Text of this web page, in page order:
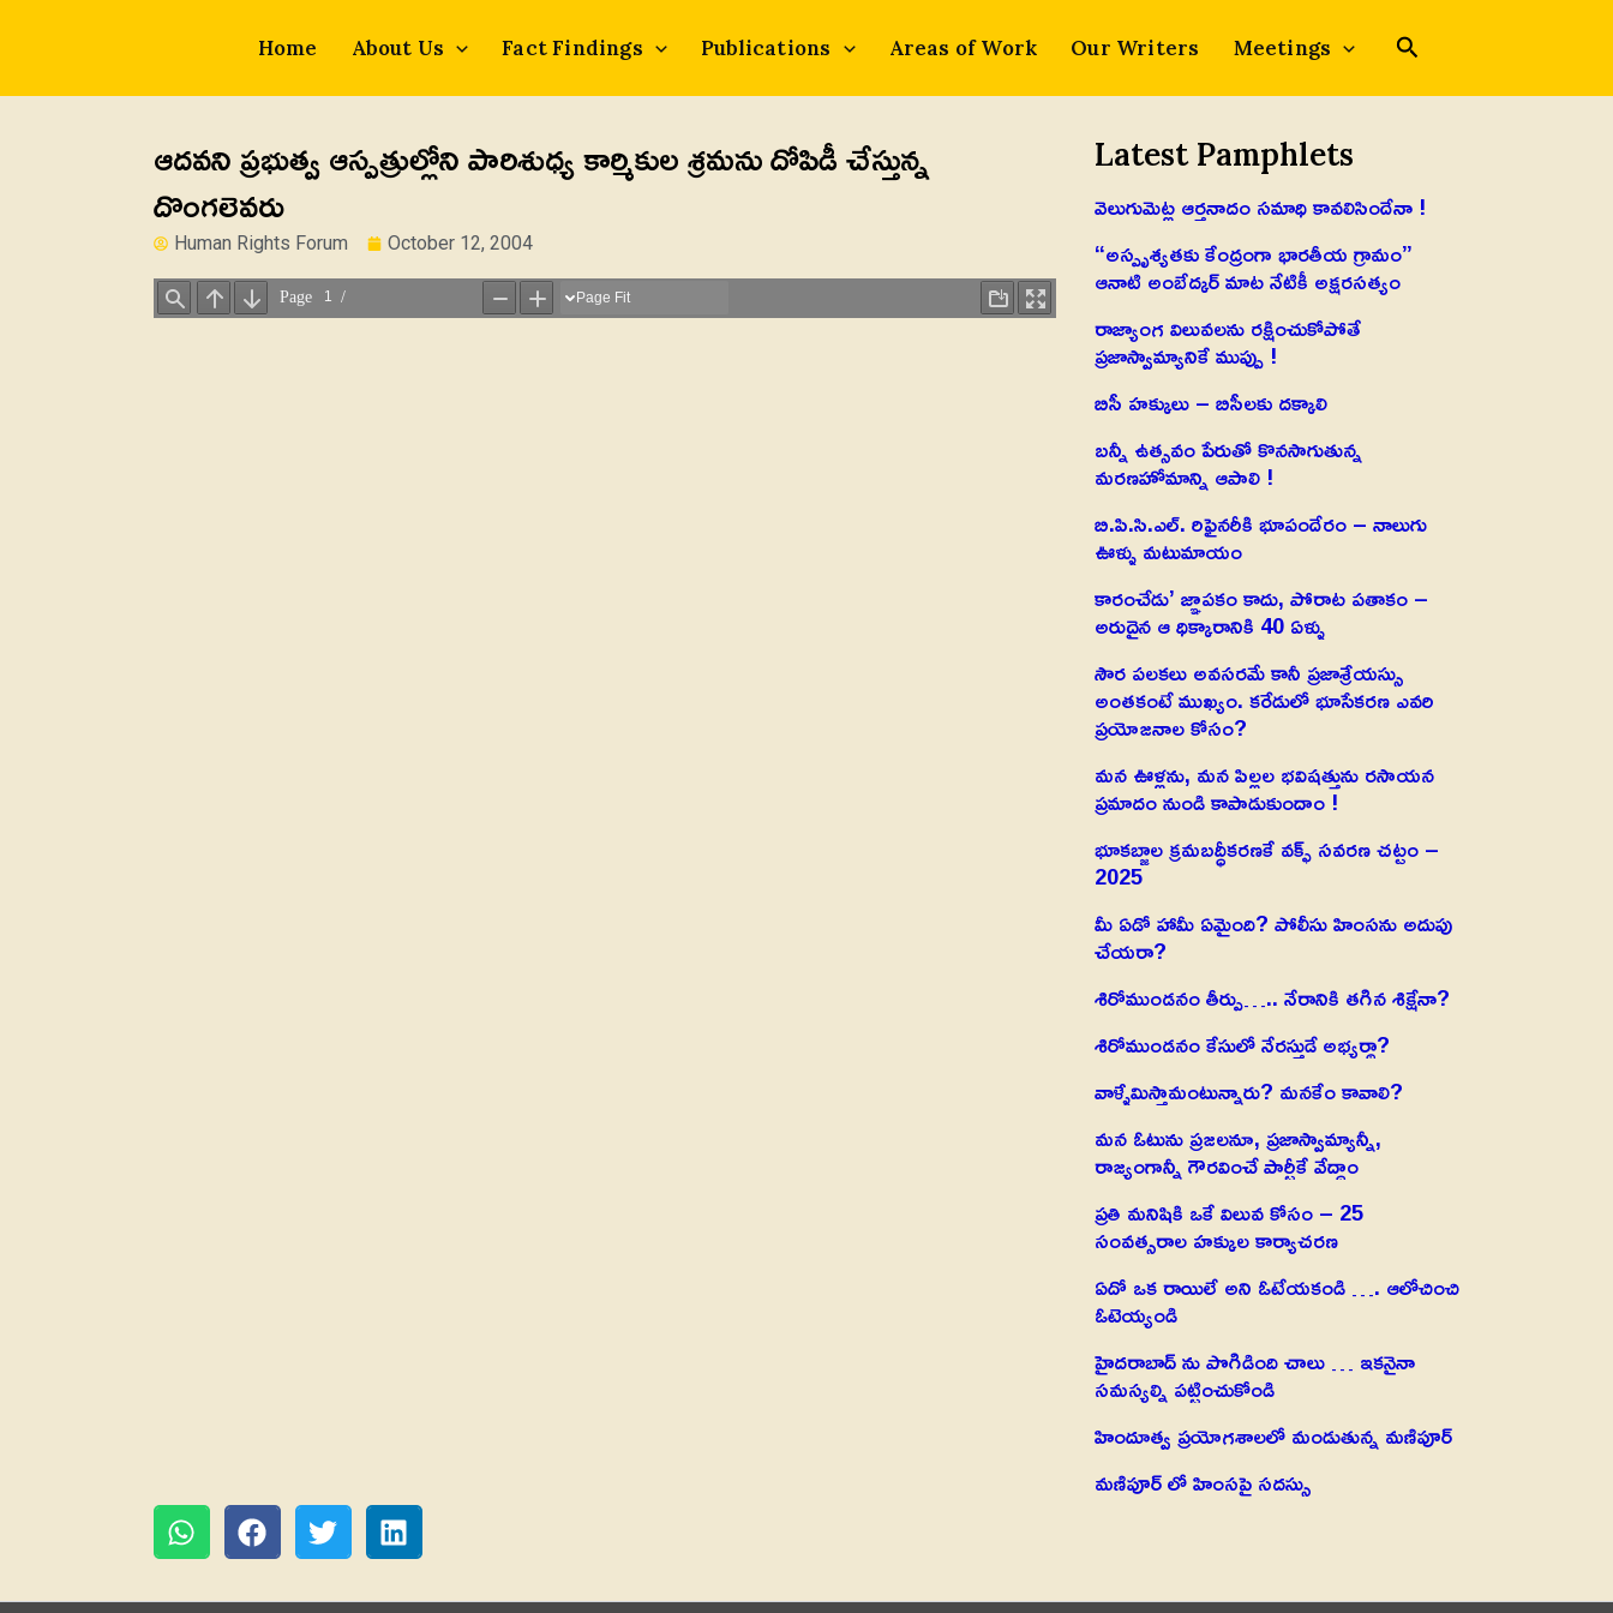
Home About Us Fact Findings Publications Areas of Work Our Writers Meetings
ఆదవని ప్రభుత్వ ఆస్పత్రుల్లోని పారిశుధ్య కార్మికుల శ్రమను దోపిడీ చేస్తున్న
దొంగలెవరు
Human Rights Forum October 12, 2004
Latest Pamphlets
వెలుగుమెట్ల ఆర్తనాదం సమాధి కావలిసిందేనా !
“అస్పృశ్యతకు కేంద్రంగా భారతీయ గ్రామం”
ఆనాటి అంబేద్కర్ మాట నేటికీ అక్షరసత్యం
రాజ్యాంగ విలువలను రక్షించుకోపోతే
ప్రజాస్వామ్యానికే ముప్పు !
బిసీ హక్కులు – బిసీలకు దక్కాలి
బన్నీ ఉత్సవం పేరుతో కొనసాగుతున్న
మరణహోమాన్ని ఆపాలి !
బి.పి.సి.ఎల్. రిఫైనరీకి భూపందేరం – నాలుగు
ఊళ్ళు మటుమాయం
కారంచేడు’ జ్ఞాపకం కాదు, పోరాట పతాకం –
అరుదైన ఆ ధిక్కారానికి 40 ఏళ్ళు
సౌర పలకలు అవసరమే కానీ ప్రజాశ్రేయస్సు
అంతకంటే ముఖ్యం. కరేడులో భూసేకరణ ఎవరి
ప్రయోజనాల కోసం?
మన ఊళ్లను, మన పిల్లల భవిషత్తును రసాయన
ప్రమాదం నుండి కాపాడుకుందాం !
భూకబ్జాల క్రమబద్ధీకరణకే వక్ఫ్ సవరణ చట్టం –
2025
మీ ఏడో హామీ ఏమైంది? పోలీసు హింసను అదుపు
చేయరా?
శిరోముండనం తీర్పు….. నేరానికి తగిన శిక్షేనా?
శిరోముండనం కేసులో నేరస్తుడే అభ్యర్థా?
వాళ్ళేమిస్తామంటున్నారు? మనకేం కావాలి?
మన ఓటును ప్రజలనూ, ప్రజాస్వామ్యాన్నీ,
రాజ్యంగాన్నీ గౌరవించే పార్టీకే వేద్దాం
ప్రతి మనిషికి ఒకే విలువ కోసం – 25
సంవత్సరాల హక్కుల కార్యాచరణ
ఏదో ఒక రాయిలే అని ఓటేయకండి …. ఆలోచించి
ఓటెయ్యండి
హైదరాబాద్ ను పొగిడింది చాలు … ఇకనైనా
సమస్యల్ని పట్టించుకోండి
హిందూత్వ ప్రయోగశాలలో మండుతున్న మణిపూర్
మణిపూర్ లో హింసపై సదస్సు